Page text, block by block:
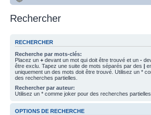
Rechercher
RECHERCHER
Recherche par mots-clés:
Placez un + devant un mot qui doit être trouvé et un -
être exclu. Tapez une suite de mots séparés par des |
uniquement un des mots doit être trouvé. Utilisez un *
des recherches partielles.
Rechercher par auteur:
Utilisez un * comme joker pour des recherches partielles.
OPTIONS DE RECHERCHE